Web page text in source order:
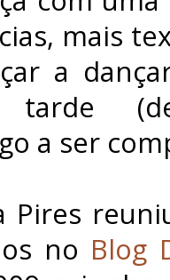
mais
a
tarde
a ser
Pires
no Blog